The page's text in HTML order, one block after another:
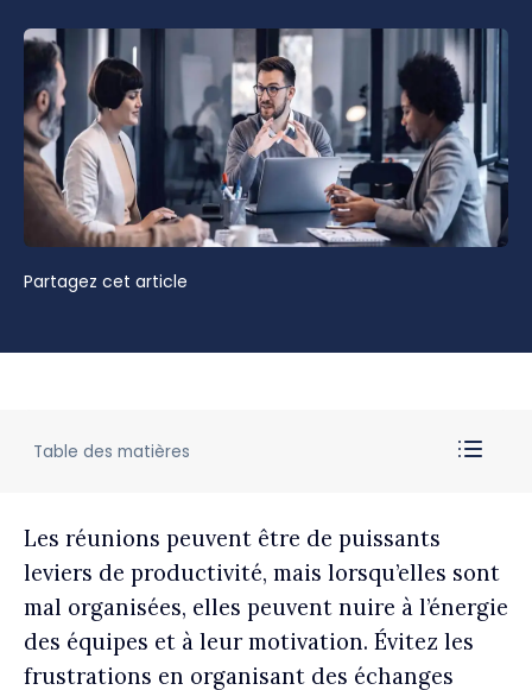
Partagez cet article
Table des matières
Les réunions peuvent être de puissants
leviers de productivité, mais lorsqu’elles sont
mal organisées, elles peuvent nuire à l’énergie
des équipes et à leur motivation. Évitez les
frustrations en organisant des échanges